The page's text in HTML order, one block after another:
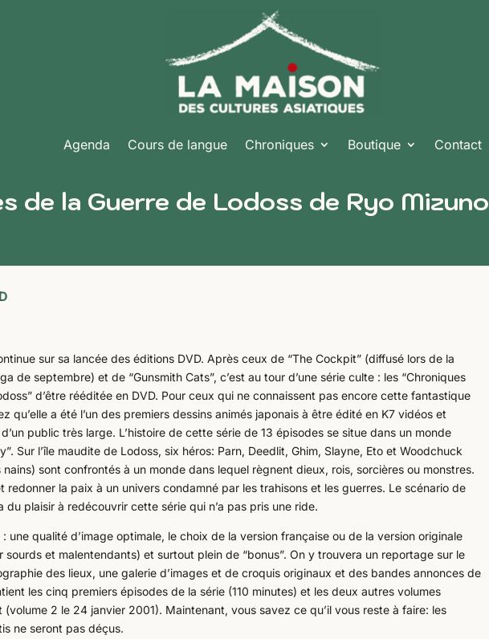
Agenda Cours de langue Chroniques Boutique Contact
de la Guerre de Lodoss de Ryo Mizuno
sur sa lancée des éditions DVD. Après ceux de “The Cockpit” (diffusé lors de la
de septembre) et de “Gunsmith Cats”, c’est au tour d’une série culte : les “Chroniques
d’être rééditée en DVD. Pour ceux qui ne connaissent pas encore cette fantastique
qu’elle a été l’un des premiers dessins animés japonais à être édité en K7 vidéos et
d’un public très large. L’histoire de cette série de 13 épisodes se situe dans un monde
Sur l’île maudite de Lodoss, six héros: Parn, Deedlit, Ghim, Slayne, Eto et Woodchuck
sont confrontés à un monde dans lequel règnent dieux, rois, sorcières ou monstres.
redonner la paix à un univers condamné par les trahisons et les guerres. Le scénario de
du plaisir à redécouvrir cette série qui n’a pas pris une ride.
une qualité d’image optimale, le choix de la version française ou de la version originale
et malentendants) et surtout plein de “bonus”. On y trouvera un reportage sur le
des lieux, une galerie d’images et de croquis originaux et des bandes annonces de
les cinq premiers épisodes de la série (110 minutes) et les deux autres volumes
2 le 24 janvier 2001). Maintenant, vous savez ce qu’il vous reste à faire: les
ne seront pas déçus.